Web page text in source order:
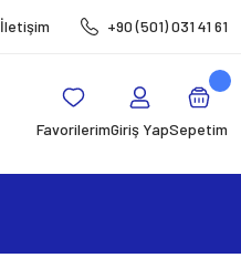
İletişim +90 (501) 031 41 61
FavorilerimGiriş YapSepetim